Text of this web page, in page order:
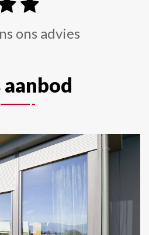
ons advies
aanbod